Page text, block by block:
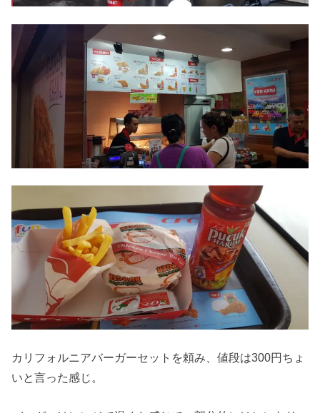
カリフォルニアバーガーセットを頼み、値段は300円ちょ
いと言った感じ。